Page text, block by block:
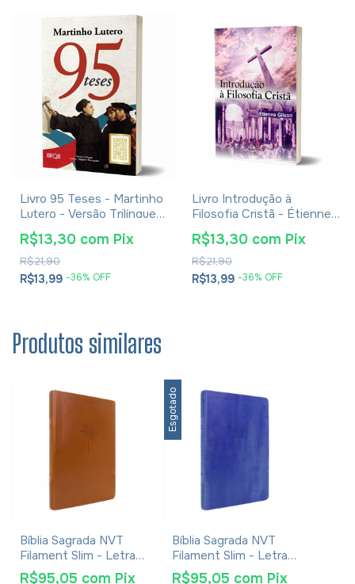
Livro 95 Teses - Martinho
Lutero - Versão Trilíngue
Latim, Inglês e Português
R$13,99 -36% OFF
R$21,90
R$13,30 com Pix
Livro Introdução à
Filosofia Cristã - Étienne
Gilson
R$13,99 -36% OFF
R$21,90
R$13,30 com Pix
Produtos similares
Bíblia Sagrada NVT
Filament Slim - Letra
Grande - Capa Luxo
R$95,05 com Pix
Esgotado
Bíblia Sagrada NVT
Filament Slim - Letra
Grande - Capa Luxo
R$95,05 com Pix